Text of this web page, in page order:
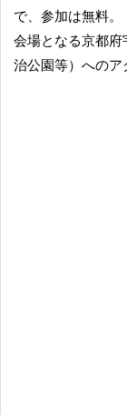
で、参加は無料。
会場となる京都
治公園等）へのア